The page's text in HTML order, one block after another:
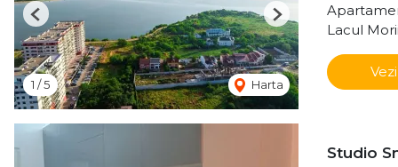
1 /5 Harta
Previous Next
Lacul
Studio